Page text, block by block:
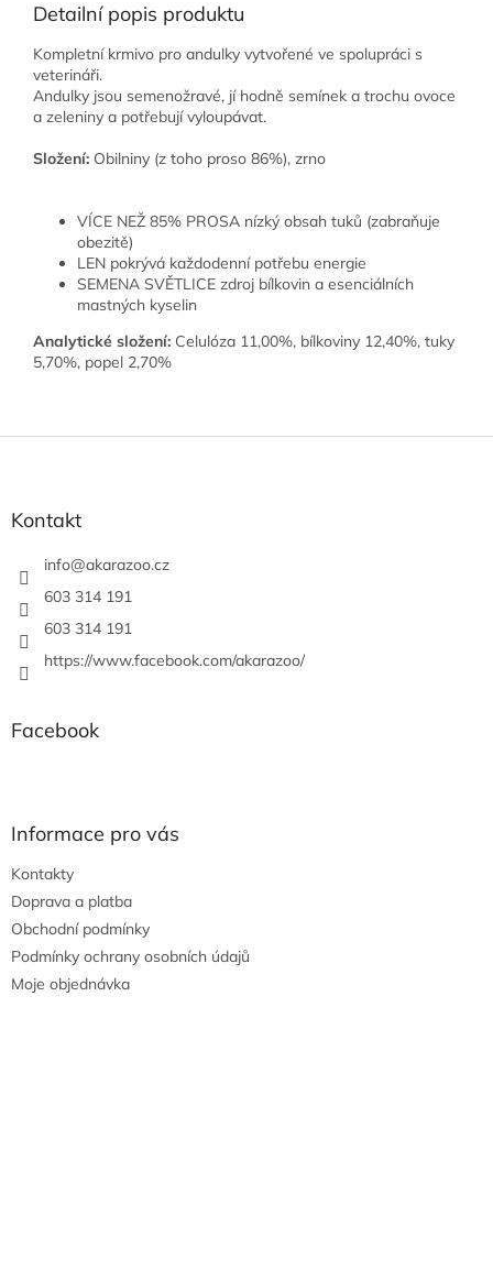
Detailní popis produktu
Kompletní krmivo pro andulky vytvořené ve spolupráci s
veterináři.
Andulky jsou semenožravé, jí hodně semínek a trochu ovoce
a zeleniny a potřebují vyloupávat.
Složení: Obilniny (z toho proso 86%), zrno
VÍCE NEŽ 85% PROSA nízký obsah tuků (zabraňuje
obezitě)
LEN pokrývá každodenní potřebu energie
SEMENA SVĚTLICE zdroj bílkovin a esenciálních
mastných kyselin
Analytické složení: Celulóza 11,00%, bílkoviny 12,40%, tuky
5,70%, popel 2,70%
Kontakt
info@akarazoo.cz
603 314 191
603 314 191
https://www.facebook.com/akarazoo/
Facebook
Informace pro vás
Kontakty
Doprava a platba
Obchodní podmínky
Podmínky ochrany osobních údajů
Moje objednávka